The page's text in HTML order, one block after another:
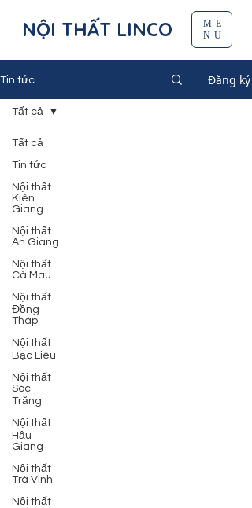
NỘI THẤT LINCO
ME
NU
Tin tức Đăng ký
Tất cả
Tin tức
Nội thất
Kiên
Giang
Nội thất
An Giang
Nội thất
Cà Mau
Nội thất
Đồng
Tháp
Nội thất
Bạc Liêu
Nội thất
Sóc
Trăng
Nội thất
Hậu
Giang
Nội thất
Trà Vinh
Nội thất
Tất cả